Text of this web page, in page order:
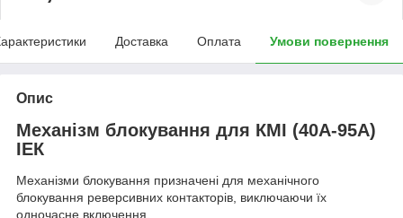
Доставка Оплата Умови повернення
Опис
Механізм блокування для КМІ (40А-95А)
ІЕК
Механізми блокування призначені для механічного
блокування реверсивних контакторів, виключаючи їх
одночасне включення.